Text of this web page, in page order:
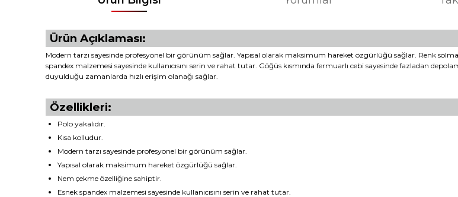
Ürün Açıklaması:
Modern tarzı sayesinde profesyonel bir görünüm sağlar. Yapısal olarak maksimum hareket özgürlüğü sağlar. Renk
spandex malzemesi sayesinde kullanıcısını serin ve rahat tutar. Göğüs kısmında fermuarlı cebi sayesinde fazladan
duyulduğu zamanlarda hızlı erişim olanağı sağlar.
Özellikleri:
Polo yakalıdır.
Kısa kolludur.
Modern tarzı sayesinde profesyonel bir görünüm sağlar.
Yapısal olarak maksimum hareket özgürlüğü sağlar.
Nem çekme özelliğine sahiptir.
Esnek spandex malzemesi sayesinde kullanıcısını serin ve rahat tutar.